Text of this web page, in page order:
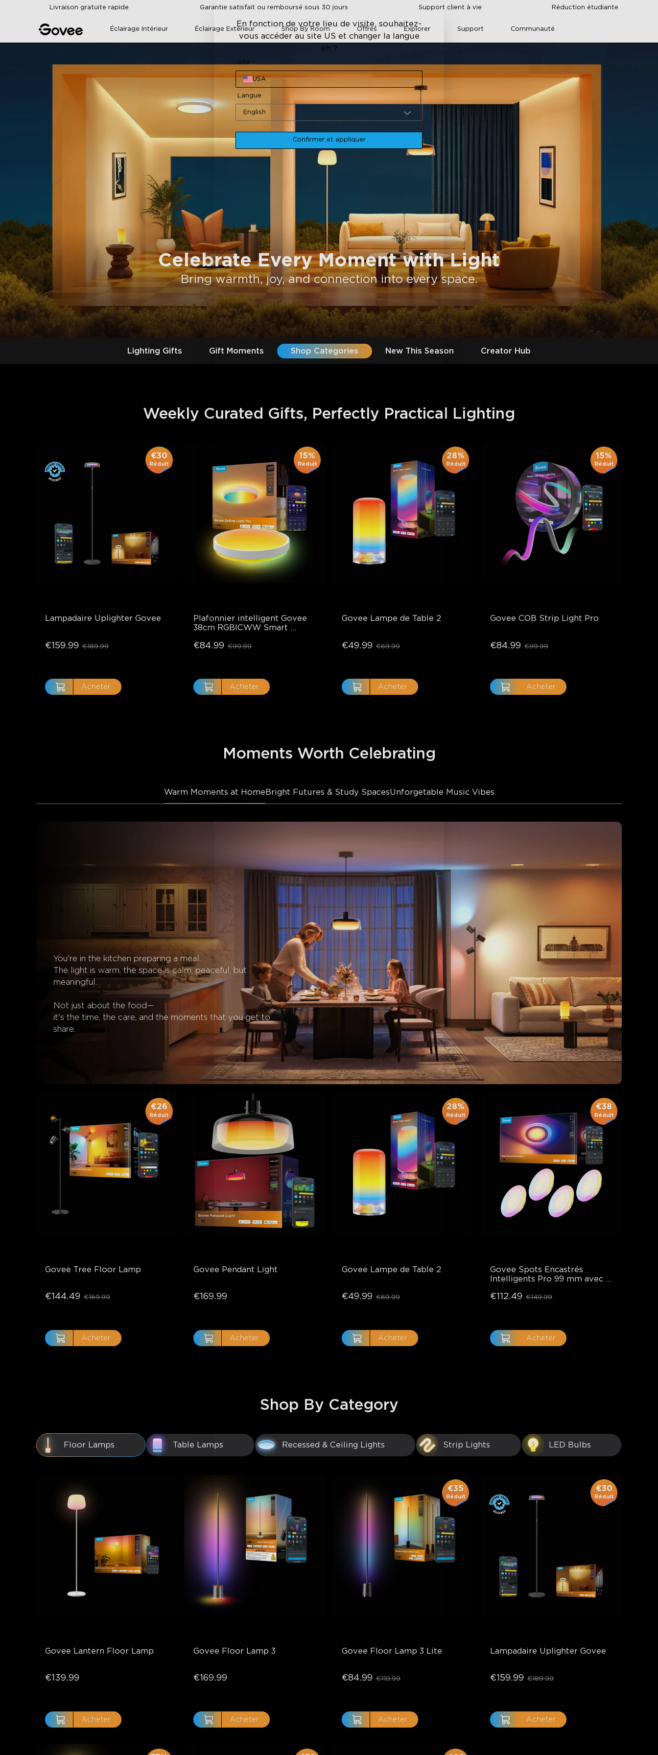
Skip to contentLivraison gratuite rapide Garantie satisfait ou remboursé sous 30 jours Support client à vie Réduction étudiante
Éclairage Intérieur Éclairage Extérieur Shop By Room Offres Explorer Support Communauté
Celebrate Every Moment with Light
Bring warmth, joy, and connection into every space.
Lighting Gifts Gift Moments Shop Categories New This Season Creator Hub
Weekly Curated Gifts, Perfectly Practical Lighting
Lampadaire Uplighter Govee
€30
Réduit
€159.99 €189.99
Acheter
Plafonnier intelligent Govee
38cm RGBICWW Smart
15%
Réduit
€84.99 €99.99
Acheter
Govee Lampe de Table 2
28%
Réduit
€49.99 €69.99
Acheter
Govee COB Strip Light Pro
15%
Réduit
€84.99 €99.99
Acheter
Moments Worth Celebrating
Warm Moments at Home Bright Futures & Study SpacesUnforgetable Music Vibes
You're in the kitchen preparing a meal.
The light is warm, the space is calm, peaceful, but
meaningful.
Not just about the food—
it's the time, the care, and the moments that you get to
share.
Govee Tree Floor Lamp
€26
Réduit
€144.49 €169.99
Acheter
Govee Pendant Light
€169.99
Acheter
Govee Lampe de Table 2
28%
Réduit
€49.99 €69.99
Acheter
Govee Spots Encastrés
Intelligents Pro 99 mm avec
€38
Réduit
€112.49 €149.99
Acheter
Shop By Category
Floor Lamps Table Lamps Recessed & Ceiling Lights Strip Lights LED Bulbs
Govee Lantern Floor Lamp
€139.99
Acheter
Govee Floor Lamp 3
€169.99
Acheter
Govee Floor Lamp 3 Lite
€35
Réduit
€84.99 €119.99
Acheter
Lampadaire Uplighter Govee
€30
Réduit
€159.99 €189.99
Acheter
En fonction de votre lieu de visite, souhaitez-
vous accéder au site US et changer la langue
en ?
Site
USA
Langue
English
Confirmer et appliquer